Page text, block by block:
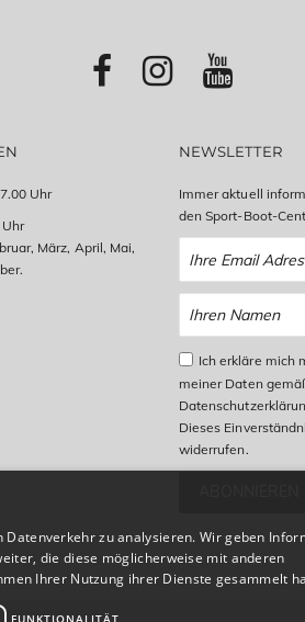
Uhr
März, April, Mai,
NEWSLETTER
Immer aktuell
den Sport-Boot-
Ich erkläre mich
meiner Daten
Dieses
widerrufen.
zu analysieren. Wir geben
die diese möglicherweise mit anderen
Ihrer Nutzung ihrer Dienste gesammelt
FUNKTIONALITÄT